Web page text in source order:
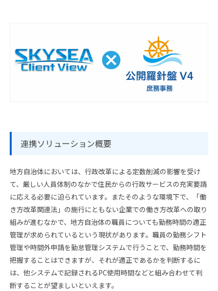
取得認証
連携ソリューション概要
地方自治体においては、行政改革による定数削減の影響を受け
て、厳しい人員体制のなかで住民からの行政サービスの充実要請
に応える必要に迫られています。またそのような環境下で、「働
き方改革関連法」の施行にともない企業での働き方改革への取り
組みが進むなかで、地方自治体の職員についても勤務時間の適正
管理が求められているという現状があります。職員の勤務シフト
管理や時間外申請を勤怠管理システムで行うことで、勤務時間を
把握することはできますが、それが適正であるかを判断するに
は、他システムで記録されるPC使用時間などと組み合わせて判
断することが望ましいといえます。